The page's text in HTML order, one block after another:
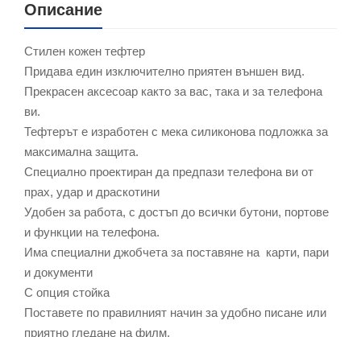
Описание
Стилен кожен тефтер
Придава един изключително приятен външен вид.
Прекрасен аксесоар както за вас, така и за телефона
ви.
Тефтерът е изработен с мека силиконова подложка за
максимална защита.
Специално проектиран да предпази телефона ви от
прах, удар и драскотини
Удобен за работа, с достъп до всички бутони, портове
и функции на телефона.
Има специални джобчета за поставяне на карти, пари
и документи
С опция стойка
Поставете по правилният начин за удобно писане или
приятно гледане на филм.